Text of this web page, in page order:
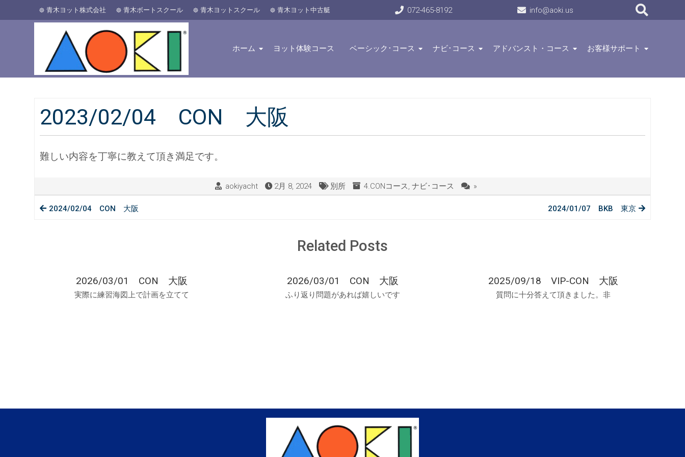
青木ヨット株式会社 青木ボートスクール 青木ヨットスクール 青木ヨット中古艇 072-465-8192 info@aoki.us
ホーム ヨット体験コース ベーシック･コース ナビ･コース アドバンスト・コース お客様サポート
2023/02/04 CON 大阪
難しい内容を丁寧に教えて頂き満足です。
aokiyacht 2月 8, 2024 別所 4.CONコース, ナビ･コース »
2024/02/04 CON 大阪 2024/01/07 BKB 東京
Related Posts
2026/03/01 CON 大阪
実際に練習海図上で計画を立てて
2026/03/01 CON 大阪
ふり返り問題があれば嬉しいです
2025/09/18 VIP-CON 大阪
質問に十分答えて頂きました。非